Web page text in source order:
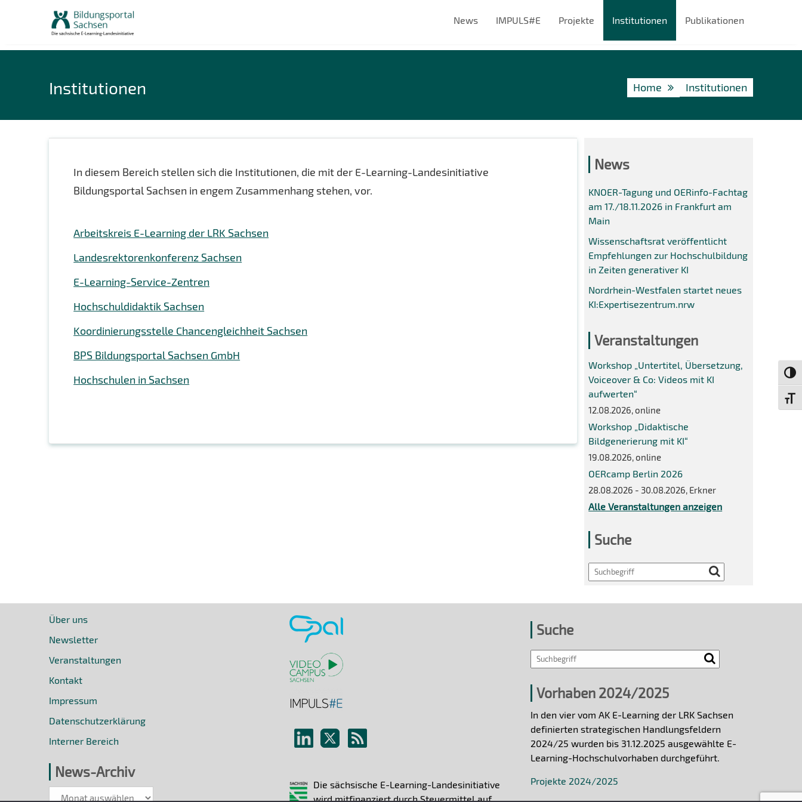
News IMPULS#E Projekte Institutionen Publikationen
Institutionen Home Institutionen
In diesem Bereich stellen sich die Institutionen, die mit der E-Learning-Landesinitiative
Bildungsportal Sachsen in engem Zusammenhang stehen, vor.
Arbeitskreis E-Learning der LRK Sachsen
Landesrektorenkonferenz Sachsen
E-Learning-Service-Zentren
Hochschuldidaktik Sachsen
Koordinierungsstelle Chancengleichheit Sachsen
BPS Bildungsportal Sachsen GmbH
Hochschulen in Sachsen
News
KNOER-Tagung und OERinfo-Fachtag
am 17./18.11.2026 in Frankfurt am
Main
Wissenschaftsrat veröffentlicht
Empfehlungen zur Hochschulbildung
in Zeiten generativer KI
Nordrhein-Westfalen startet neues
KI:Expertisezentrum.nrw
Veranstaltungen
Workshop „Untertitel, Übersetzung,
Voiceover & Co: Videos mit KI
aufwerten“
12.08.2026, online
Workshop „Didaktische
Bildgenerierung mit KI“
19.08.2026, online
OERcamp Berlin 2026
28.08.2026 - 30.08.2026, Erkner
Alle Veranstaltungen anzeigen
Suche
Search
Über uns
Newsletter
Veranstaltungen
Kontakt
Impressum
Datenschutzerklärung
Interner Bereich
News-Archiv
News-
Die sächsische E-Learning-Landesinitiative
wird mitfinanziert durch Steuermittel auf
Suche
Vorhaben 2024/2025
In den vier vom AK E-Learning der LRK Sachsen
definierten strategischen Handlungsfeldern
2024/25 wurden bis 31.12.2025 ausgewählte E-
Learning-Hochschulvorhaben durchgeführt.
Projekte 2024/2025